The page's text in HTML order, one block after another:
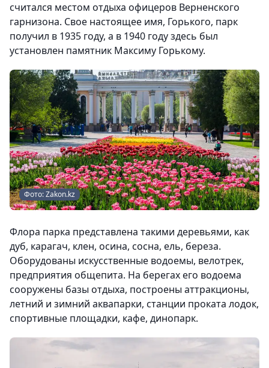
считался местом отдыха офицеров Верненского
гарнизона. Свое настоящее имя, Горького, парк
получил в 1935 году, а в 1940 году здесь был
установлен памятник Максиму Горькому.
Фото: Zakon.kz
Флора парка представлена такими деревьями, как
дуб, карагач, клен, осина, сосна, ель, береза.
Оборудованы искусственные водоемы, велотрек,
предприятия общепита. На берегах его водоема
сооружены базы отдыха, построены аттракционы,
летний и зимний аквапарки, станции проката лодок,
спортивные площадки, кафе, динопарк.